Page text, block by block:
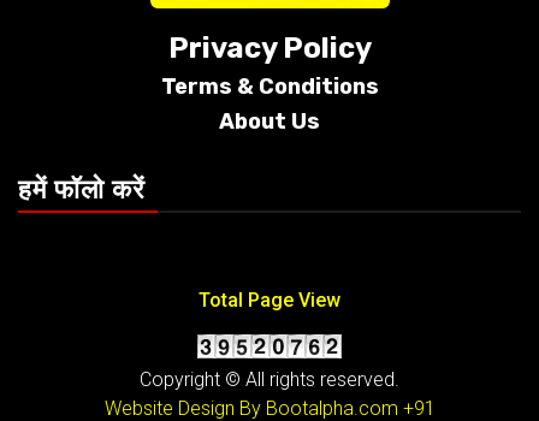
Privacy Policy
Terms & Conditions
About Us
हमें फॉलो करें
Total Page View
Copyright © All rights reserved.
Website Design By Bootalpha.com +91